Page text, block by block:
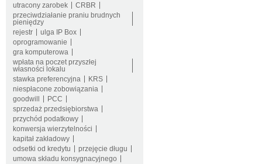
utracony zarobek
CRBR
przeciwdziałanie praniu brudnych
pieniędzy
rejestr
ulga IP Box
oprogramowanie
gra komputerowa
wpłata na poczet przyszłej
własności lokalu
stawka preferencyjna
KRS
niespłacone zobowiązania
goodwill
PCC
sprzedaż przedsiębiorstwa
przychód podatkowy
konwersja wierzytelności
kapitał zakładowy
odsetki od kredytu
przejęcie długu
umowa składu konsygnacyjnego